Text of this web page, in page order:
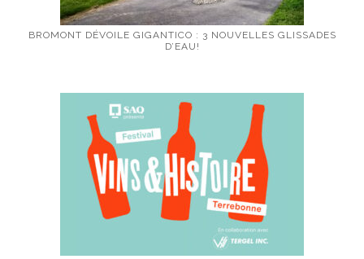
BROMONT DÉVOILE GIGANTICO : 3 NOUVELLES GLISSADES
D’EAU!